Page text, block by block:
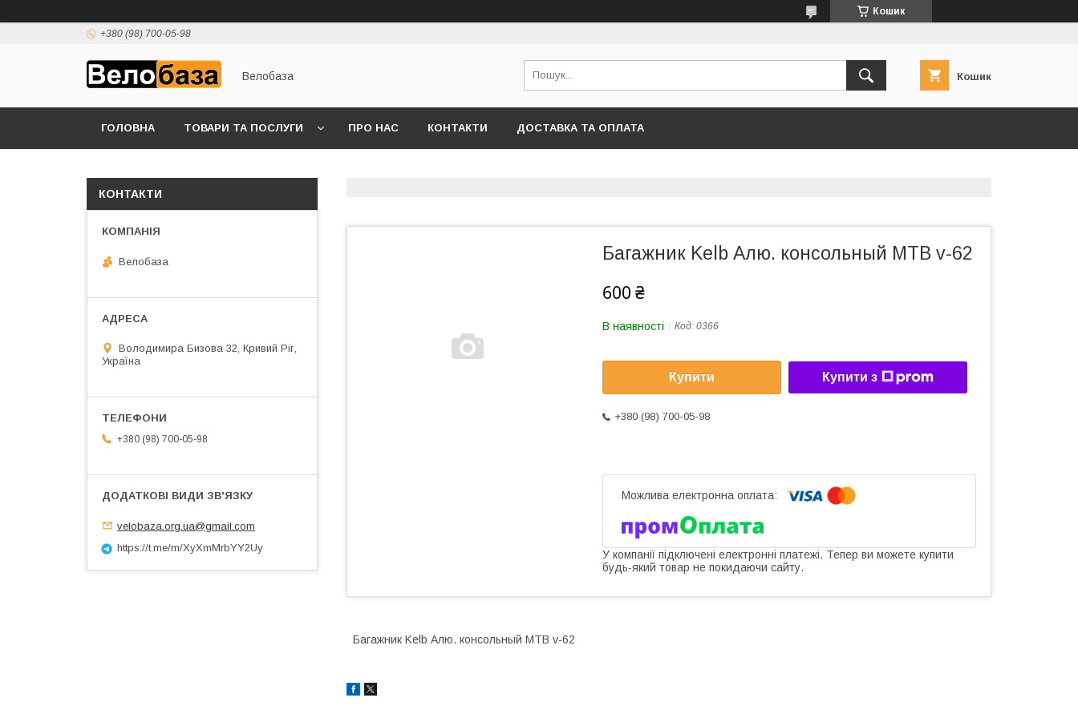
Кошик
+380 (98) 700-05-98
Велобаза Кошик
ГОЛОВНА ТОВАРИ ТА ПОСЛУГИ ПРО НАС КОНТАКТИ ДОСТАВКА ТА ОПЛАТА
Багажник Kelb Алю. консольный MTB v-62
600 ₴
В наявності Код: 0366
Купити Купити з
+380 (98) 700-05-98
У компанії підключені електронні платежі. Тепер ви можете купити
будь-який товар не покидаючи сайту.
Багажник Kelb Алю. консольный MTB v-62
КОНТАКТИ
Велобаза
Володимира Бизова 32, Кривий Ріг,
Україна
+380 (98) 700-05-98
velobaza.org.ua@gmail.com
https://t.me/m/XyXmMrbYY2Uy